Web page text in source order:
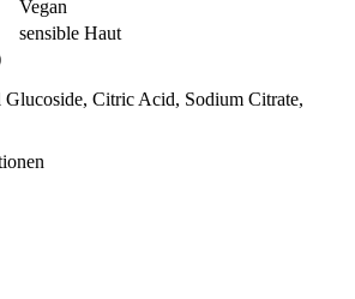
Vegan
sensible Haut
Citric Acid, Sodium Citrate,